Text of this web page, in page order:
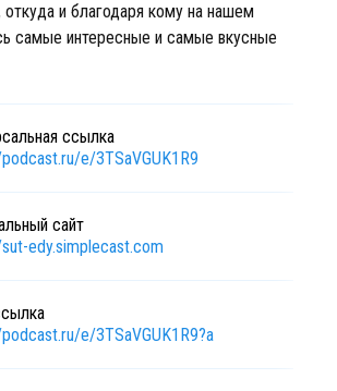
откуда и благодаря кому на нашем
самые интересные и самые вкусные
ссылка
e/3TSaVGUK1R9
сайт
edy.simplecast.com
e/3TSaVGUK1R9?a